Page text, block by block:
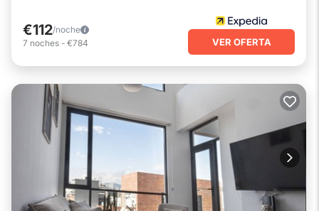
€112/noche
7 noches - €784 VER OFERTA